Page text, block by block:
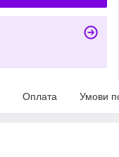
Оплата Умови